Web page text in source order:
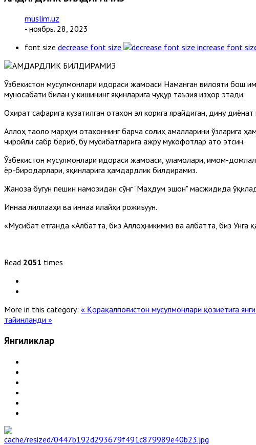
muslim.uz
- ноябрь. 28, 2023
font size decrease font size increase font
Ўзбекистон мусулмонлари идораси жамоаси Наманган вилояти бош
муносабати билан у кишининг яқинларига чуқур таъзия изҳор этади.
Охират сафарига кузатилган отахон эл корига ярайдиган, дину
Аллоҳ таоло марҳум отахоннинг барча солиҳ амалларини ўзларига
чиройли сабр бериб, бу мусибатларига ажру мукофотлар ато этсин.
Ўзбекистон мусулмонлари идораси жамоаси, уламолари, имом-
ёр-биродарлари, яқинларига ҳамдардлик билдирамиз.
Жаноза бугун пешин намозидан сўнг "Маҳдум эшон" масжидида
Иннаа лиллааҳи ва иннаа илайҳи рожиъуун.
«Мусибат етганда «Албатта, биз Аллоҳникимиз ва албатта, биз Унга
Read 2051 times
More in this category: « Қорақалпоғистон мусулмонлари қозиётига
тайинланди »
Янгиликлар